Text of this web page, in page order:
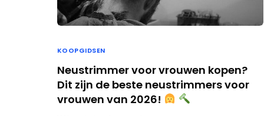
KOOPGIDSEN
Neustrimmer voor vrouwen kopen?
Dit zijn de beste neustrimmers voor
vrouwen van 2026!